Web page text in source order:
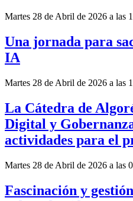
Martes 28 de Abril de 2026 a las
Una jornada para
IA
Martes 28 de Abril de 2026 a las
La Cátedra de
Digital y
actividades para el
Martes 28 de Abril de 2026 a las
Fascinación y